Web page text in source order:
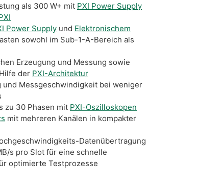
als 300 W+ mit PXI Power Supply
Power Supply und Elektronischem
sowohl im Sub-1-A-Bereich als
Erzeugung und Messung sowie
der PXI-Architektur
und Messgeschwindigkeit bei weniger
zu 30 Phasen mit PXI-Oszilloskopen
mit mehreren Kanälen in kompakter
Datenübertragung
s pro Slot für eine schnelle
optimierte Testprozesse